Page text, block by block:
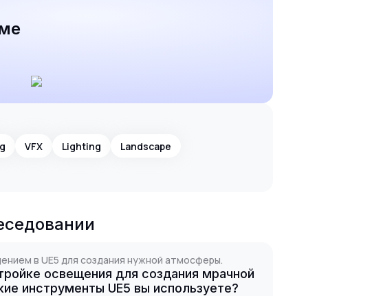
VFX Lighting
Landscape
в UE5 для создания нужной атмосферы.
освещения для создания мрачной
инструменты UE5 вы используете?